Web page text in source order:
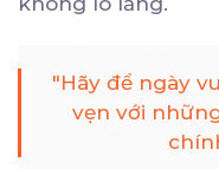
"Hãy để ngày
vẹn với